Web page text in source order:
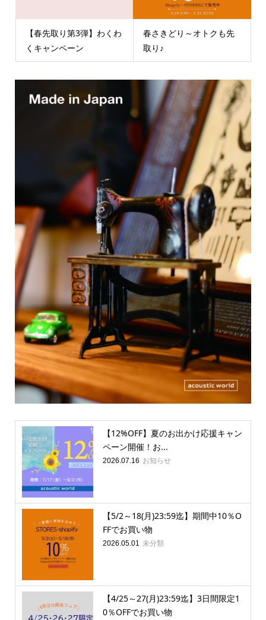
【春先取り第3弾】わくわ
くキャンペーン
春さきどり～オトクも先
取り♪
【12%OFF】夏のお出かけ応援キャン
ペーン開催！お...
2026.07.16 お知らせ
【5/2～18(月)23:59迄】期間中10％O
FFでお買い物
2026.05.01 未分類
【4/25～27(月)23:59迄】3日間限定1
0％OFFでお買い物